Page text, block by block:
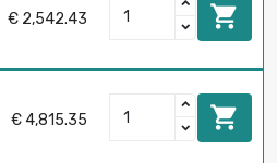
€ 2,542.43 
€ 4,815.35 